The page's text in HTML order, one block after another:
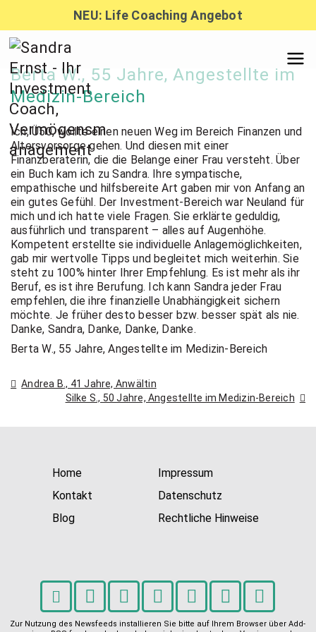
Inhalt
springen
NEU: Life Coaching Angebot
Sandra
Ernst –
Finanzber
atung,
Investmen
t Coach,
Anlageber
atung
Berta W., 55 Jahre, Angestellte im
Medizin-Bereich
Ich, Ü50, wollte einen neuen Weg im Bereich Finanzen und
Altersvorsorge gehen. Und diesen mit einer
Finanzberaterin, die die Belange einer Frau versteht. Über
ein Buch kam ich zu Sandra. Ihre sympatische,
empathische und hilfsbereite Art gaben mir von Anfang an
ein gutes Gefühl. Der Investment-Bereich war Neuland für
mich und ich hatte viele Fragen. Sie erklärte geduldig,
ausführlich und transparent – alles auf Augenhöhe.
Kompetent erstellte sie individuelle Anlagemöglichkeiten,
gab mir wertvolle Tipps und begleitet mich weiterhin. Sie
steht zu 100% hinter Ihrer Empfehlung. Es ist mehr als ihr
Beruf, es ist ihre Berufung. Ich kann Sandra jeder Frau
empfehlen, die ihre finanzielle Unabhängigkeit sichern
möchte. Je früher desto besser bzw. besser spät als nie.
Danke, Sandra, Danke, Danke, Danke.
Berta W., 55 Jahre, Angestellte im Medizin-Bereich
Beitragsnavigation
Andrea B., 41 Jahre, Anwältin
Silke S., 50 Jahre, Angestellte im Medizin-Bereich
Home
Kontakt
Blog
Impressum
Datenschutz
Rechtliche Hinweise
Zur Nutzung des Newsfeeds installieren Sie bitte auf Ihrem Browser über Add-